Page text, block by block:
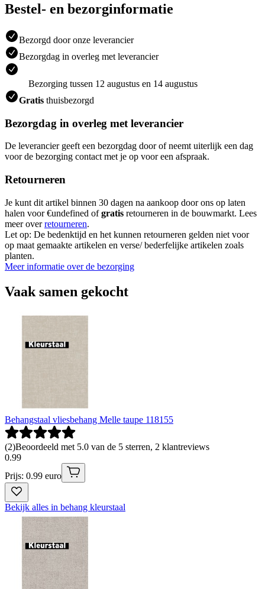
Bestel- en bezorginformatie
Bezorgd door onze leverancier
Bezorgdag in overleg met leverancier
Bezorging tussen 12 augustus en 14 augustus
Gratis thuisbezorgd
Bezorgdag in overleg met leverancier
De leverancier geeft een bezorgdag door of neemt uiterlijk een dag
voor de bezorging contact met je op voor een afspraak.
Retourneren
Je kunt dit artikel binnen 30 dagen na aankoop door ons op laten
halen voor €undefined ofgratis retourneren in de bouwmarkt. Lees
meer overretourneren.
Let op: De bedenktijd en het kunnen retourneren gelden niet voor
op maat gemaakte artikelen en verse/ bederfelijke artikelen zoals
planten.
Meer informatie over de bezorging
Vaak samen gekocht
Behangstaal vliesbehang Melle taupe 118155
(2)Beoordeeld met 5.0 van de 5 sterren, 2 klantreviews
0.99
Prijs: 0.99 euro
Bekijk alles in behang kleurstaal